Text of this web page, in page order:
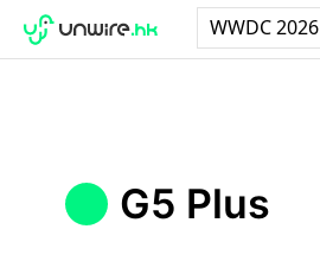
WWDC 2026
G5 Plus